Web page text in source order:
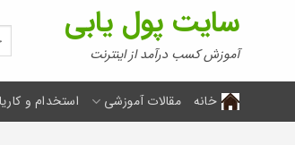
سایت پول یابی
آموزش کسب درآمد از اینترنت
خانه مقالات آموزشی استخدام و